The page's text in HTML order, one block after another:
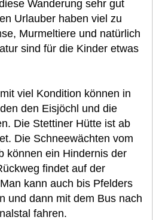
Wanderung sehr gut
Urlauber haben viel zu
Murmeltiere und natürlich
sind für die Kinder etwas
viel Kondition können in
den Eisjöchl und die
Die Stettiner Hütte ist ab
Die Schneewächten vom
können ein Hindernis der
findet auf der
kann auch bis Pfelders
und dann mit dem Bus nach
fahren.